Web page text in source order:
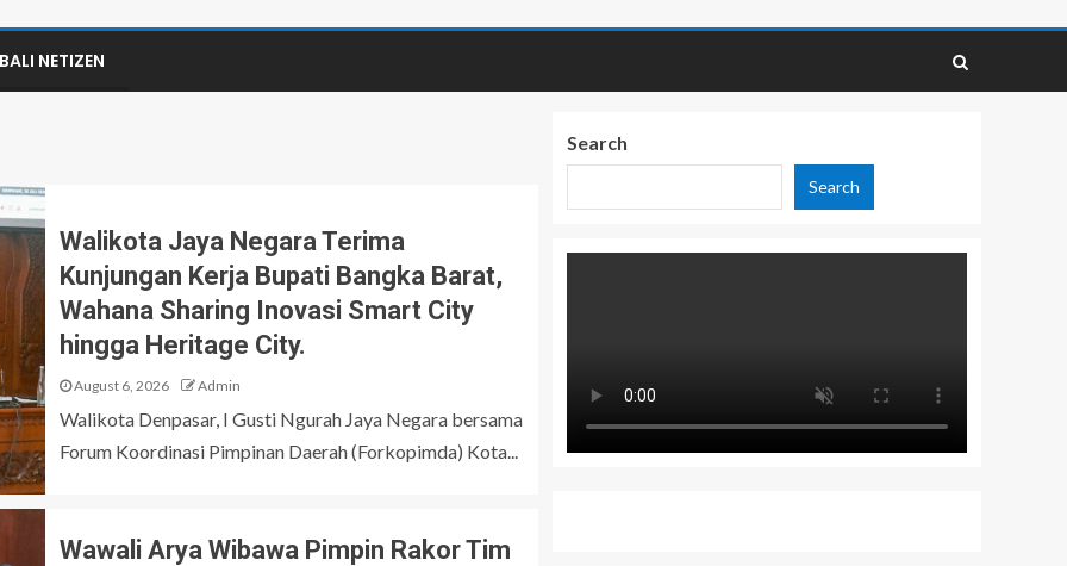
NETIZEN
Walikota Jaya Negara Terima
Kunjungan Kerja Bupati Bangka Barat,
Wahana Sharing Inovasi Smart City
hingga Heritage City.
August 6, 2026 Admin
Walikota Denpasar, I Gusti Ngurah Jaya Negara bersama
Forum Koordinasi Pimpinan Daerah (Forkopimda) Kota...
Wawali Arya Wibawa Pimpin Rakor Tim
Search
Search